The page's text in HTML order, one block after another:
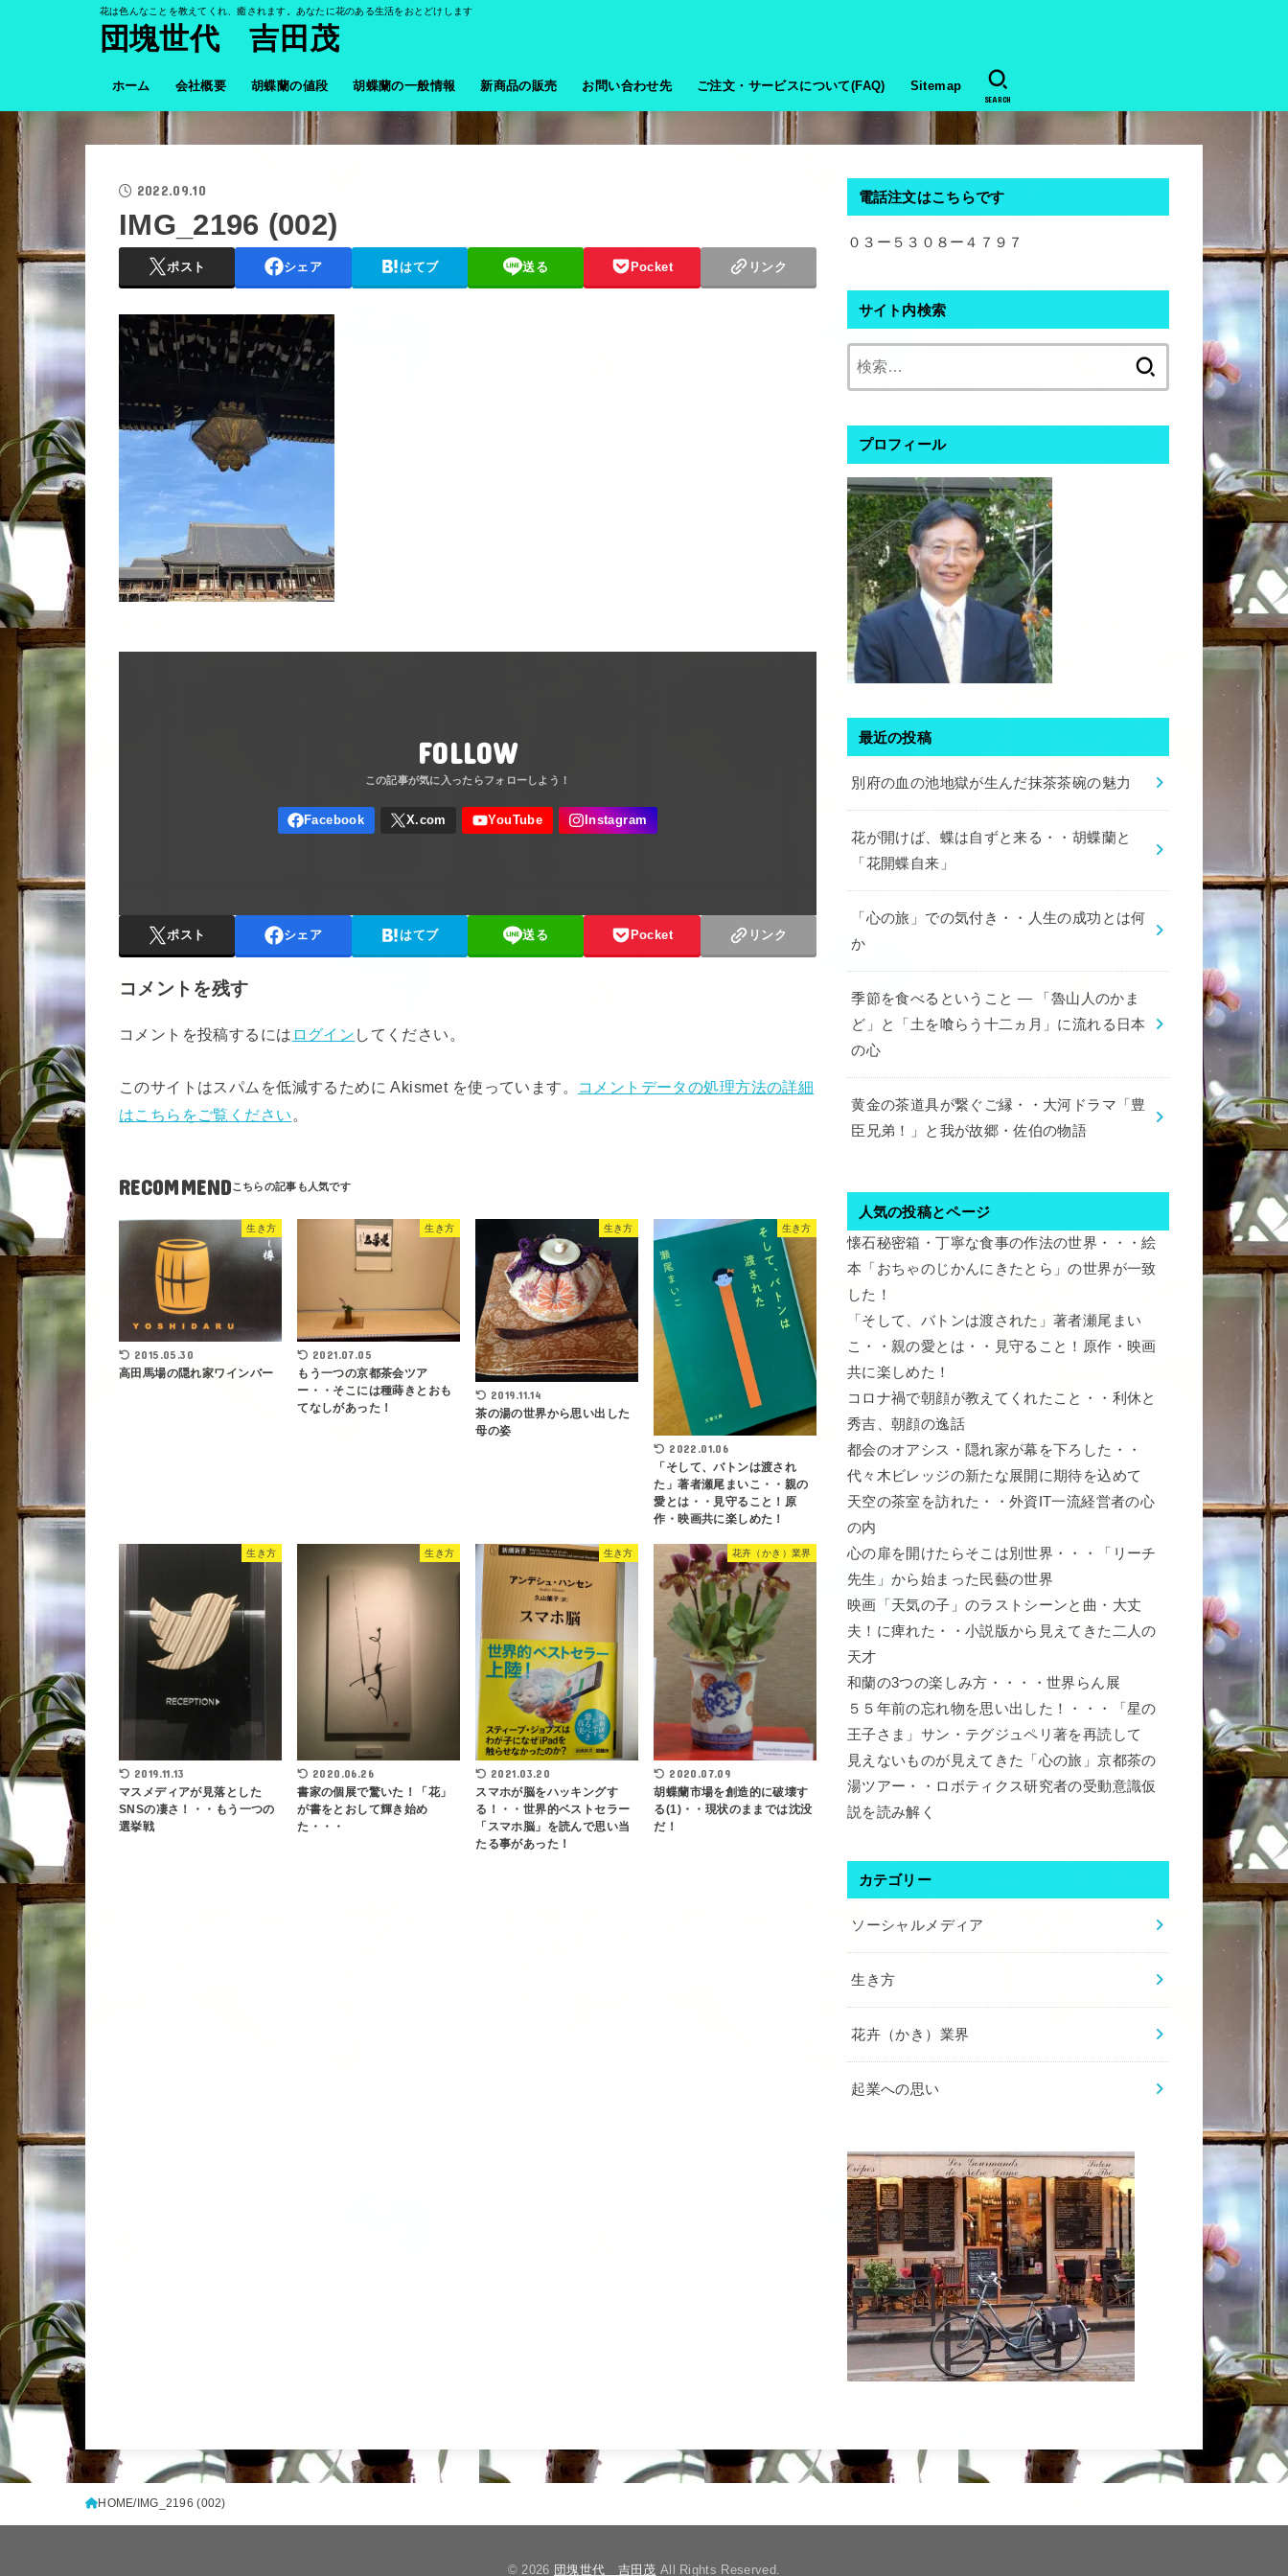
花は色んなことを教えてくれ、癒されます。あなたに花のある生活をおとどけします
団塊世代 吉田茂
ホーム 会社概要 胡蝶蘭の値段 胡蝶蘭の一般情報 新商品の販売 お問い合わせ先 ご注文・サービスについて(FAQ) Sitemap
SEARCH
2022.09.10
IMG_2196 (002)
ポスト シェア はてブ 送る Pocket リンク
FOLLOW
ポスト シェア はてブ 送る Pocket リンク
コメントを残す
コメントを投稿するには ログイン してください。
このサイトはスパムを低減するために Akismet を使っています。
コメントデータの処理方法の詳細
はこちらをご覧ください 。
RECOMMEND
生き方
2015.05.30
高田馬場の隠れ家ワインバー
生き方
2021.07.05
もう一つの京都茶会ツア
ー・・そこには種蒔きとおも
てなしがあった！
生き方
2019.11.14
茶の湯の世界から思い出した
母の姿
生き方
2022.01.06
「そして、バトンは渡され
た」著者瀬尾まいこ・・親の
愛とは・・見守ること！原
作・映画共に楽しめた！
生き方
2019.11.13
マスメディアが見落とした
SNSの凄さ！・・もう一つの
選挙戦
生き方
2020.06.26
書家の個展で驚いた！「花」
が書をとおして輝き始め
た・・・
生き方
2021.03.20
スマホが脳をハッキングす
る！・・世界的ベストセラー
「スマホ脳」を読んで思い当
たる事があった！
花卉（かき）業界
2020.07.09
胡蝶蘭市場を創造的に破壊す
る(1)・・現状のままでは沈没
だ！
電話注文はこちらです
０３ー５３０８ー４７９７
サイト内検索
プロフィール
最近の投稿
別府の血の池地獄が生んだ抹茶茶碗の魅力
花が開けば、蝶は自ずと来る・・胡蝶蘭と
「花開蝶自来」
「心の旅」での気付き・・人生の成功とは何
か
季節を食べるということ ― 「魯山人のかま
ど」と「土を喰らう十二ヵ月」に流れる日本
の心
黄金の茶道具が繋ぐご縁・・大河ドラマ「豊
臣兄弟！」と我が故郷・佐伯の物語
人気の投稿とページ
懐石秘密箱・丁寧な食事の作法の世界・・・絵
本「おちゃのじかんにきたとら」の世界が一致
した！
「そして、バトンは渡された」著者瀬尾まい
こ・・親の愛とは・・見守ること！原作・映画
共に楽しめた！
コロナ禍で朝顔が教えてくれたこと・・利休と
秀吉、朝顔の逸話
都会のオアシス・隠れ家が幕を下ろした・・
代々木ビレッジの新たな展開に期待を込めて
天空の茶室を訪れた・・外資IT一流経営者の心
の内
心の扉を開けたらそこは別世界・・・「リーチ
先生」から始まった民藝の世界
映画「天気の子」のラストシーンと曲・大丈
夫！に痺れた・・小説版から見えてきた二人の
天才
和蘭の3つの楽しみ方・・・・世界らん展
５５年前の忘れ物を思い出した！・・・「星の
王子さま」サン・テグジュペリ著を再読して
見えないものが見えてきた「心の旅」京都茶の
湯ツアー・・ロボティクス研究者の受動意識仮
説を読み解く
カテゴリー
ソーシャルメディア
生き方
花卉（かき）業界
起業への思い
HOME IMG_2196 (002)
© 2026 団塊世代 吉田茂 All Rights Reserved.